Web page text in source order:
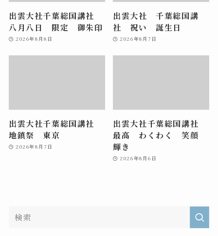
出雲大社千葉総国講社
八月八日 限定 御朱印
2026年8月8日
出雲大社 千葉総国講
社 祝い 誕生日
2026年8月7日
出雲大社千葉総国講社
地鎮祭 東京
2026年8月7日
出雲大社千葉総国講社
最高 わくわく 笑顔
輝き
2026年8月6日